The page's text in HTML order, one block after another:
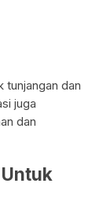
tunjangan dan
juga
dan